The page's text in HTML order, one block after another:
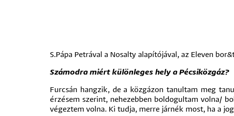
S.Pápa Petrával a Nosalty alapítójával, az Eleven
Számodra miért különleges hely a Pécsiközgáz?
Furcsán hangzik, de a közgázon tanultam meg
érzésem szerint, nehezebben boldogultam volna/
végeztem volna. Ki tudja, merre járnék most, ha a